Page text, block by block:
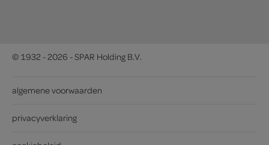
© 1932 - 2026 - SPAR Holding B.V.
algemene voorwaarden
privacyverklaring